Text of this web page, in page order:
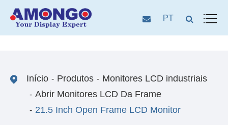
PT
Início Produtos
Monitores LCD industriais
Abrir Monitores LCD Da Frame
21.5 Inch Open Frame LCD Monitor